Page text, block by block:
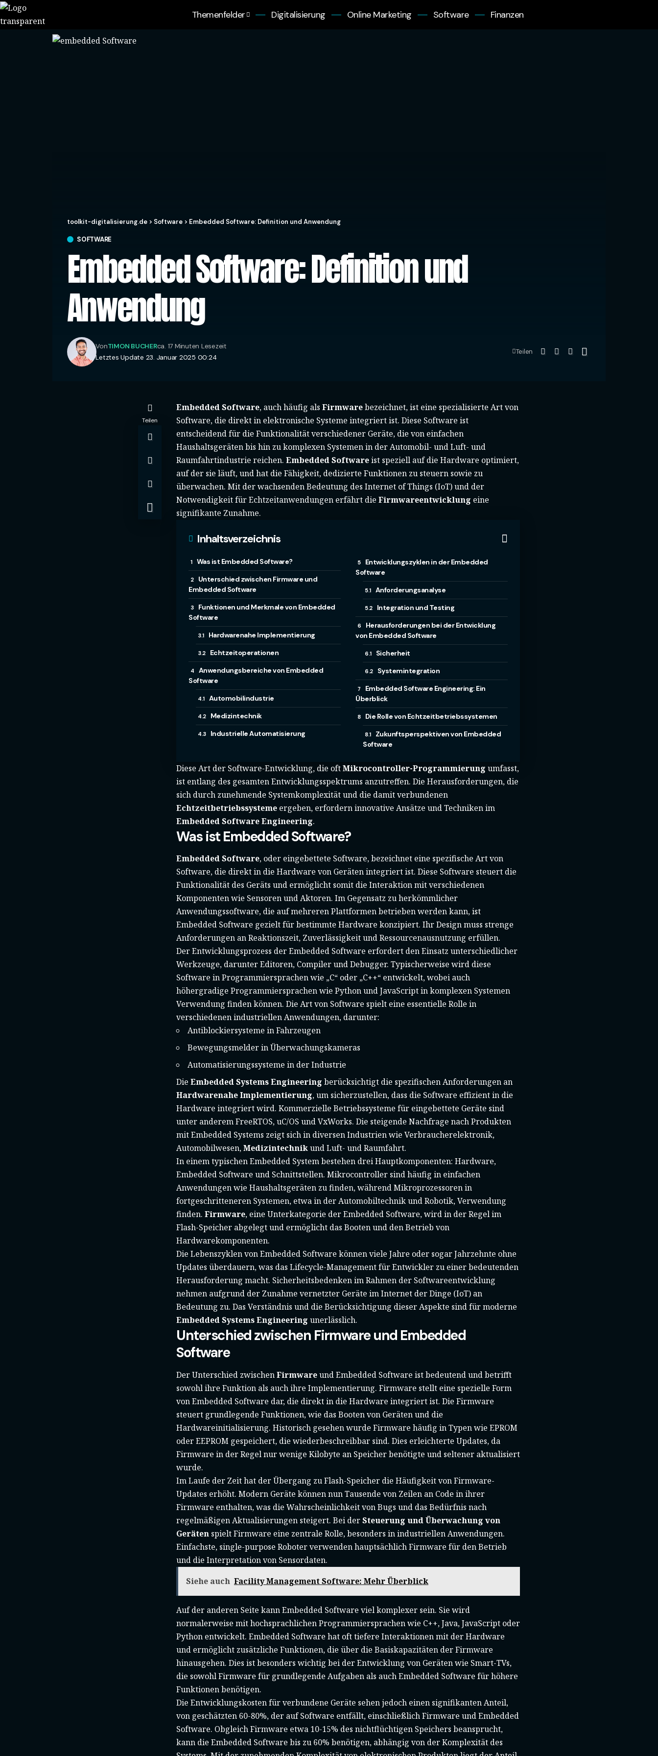
Themenfelder Digitalisierung Online Marketing Software Finanzen
toolkit-digitalisierung.de > Software > Embedded Software: Definition und Anwendung
SOFTWARE
Embedded Software: Definition und
Anwendung
Letztes Update 23. Januar 2025 00:24
VonTIMON BUCHERca. 17 Minuten Lesezeit
Teilen
Teilen
Embedded Software, auch häufig als Firmwarebezeichnet, ist eine spezialisierte Art von
Software, die direkt in elektronische Systeme integriert ist. Diese Software ist
entscheidend für die Funktionalität verschiedener Geräte, die von einfachen
Haushaltsgeräten bis hin zu komplexen Systemen in der Automobil- und Luft- und
Raumfahrtindustrie reichen. Embedded Softwareist speziell auf die Hardware optimiert,
auf der sie läuft, und hat die Fähigkeit, dedizierte Funktionen zu steuern sowie zu
überwachen. Mit der wachsenden Bedeutung des Internet of Things (IoT) und der
Notwendigkeit für Echtzeitanwendungen erfährt die Firmwareentwicklung eine
signifikante Zunahme.
Inhaltsverzeichnis
Was ist Embedded Software?
Unterschied zwischen Firmware und
Embedded Software
Funktionen und Merkmale von Embedded
Software
Hardwarenahe Implementierung
Echtzeitoperationen
Anwendungsbereiche von Embedded
Software
Automobilindustrie
Medizintechnik
Industrielle Automatisierung
Entwicklungszyklen in der Embedded
Software
Anforderungsanalyse
Integration und Testing
Herausforderungen bei der Entwicklung
von Embedded Software
Sicherheit
Systemintegration
Embedded Software Engineering: Ein
Überblick
Die Rolle von Echtzeitbetriebssystemen
Zukunftsperspektiven von Embedded
Software
Diese Art der Software-Entwicklung, die oftMikrocontroller-Programmierung umfasst,
ist entlang des gesamten Entwicklungsspektrums anzutreffen. Die Herausforderungen, die
sich durch zunehmende Systemkomplexität und die damit verbundenen
Echtzeitbetriebssysteme ergeben, erfordern innovative Ansätze und Techniken im
Embedded Software Engineering.
Was ist Embedded Software?
Embedded Software, oder eingebettete Software, bezeichnet eine spezifische Art von
Software, die direkt in die Hardware von Geräten integriert ist. Diese Software steuert die
Funktionalität des Geräts und ermöglicht somit die Interaktion mit verschiedenen
Komponenten wie Sensoren und Aktoren. Im Gegensatz zu herkömmlicher
Anwendungssoftware, die auf mehreren Plattformen betrieben werden kann, ist
Embedded Software gezielt für bestimmte Hardware konzipiert. Ihr Design muss strenge
Anforderungen an Reaktionszeit, Zuverlässigkeit und Ressourcenausnutzung erfüllen.
Der Entwicklungsprozess der Embedded Software erfordert den Einsatz unterschiedlicher
Werkzeuge, darunter Editoren, Compiler und Debugger. Typischerweise wird diese
Software in Programmiersprachen wie „C“ oder „C++“ entwickelt, wobei auch
höhergradige Programmiersprachen wie Python und JavaScript in komplexen Systemen
Verwendung finden können. Die Art von Software spielt eine essentielle Rolle in
verschiedenen industriellen Anwendungen, darunter:
Antiblockiersysteme in Fahrzeugen
Bewegungsmelder in Überwachungskameras
Automatisierungssysteme in der Industrie
Die Embedded Systems Engineering berücksichtigt die spezifischen Anforderungen an
Hardwarenahe Implementierung, um sicherzustellen, dass die Software effizient in die
Hardware integriert wird. Kommerzielle Betriebssysteme für eingebettete Geräte sind
unter anderem FreeRTOS, uC/OS und VxWorks. Die steigende Nachfrage nach Produkten
mit Embedded Systems zeigt sich in diversen Industrien wie Verbraucherelektronik,
Automobilwesen,Medizintechnikund Luft- und Raumfahrt.
In einem typischen Embedded System bestehen drei Hauptkomponenten: Hardware,
Embedded Software und Schnittstellen. Mikrocontroller sind häufig in einfachen
Anwendungen wie Haushaltsgeräten zu finden, während Mikroprozessoren in
fortgeschritteneren Systemen, etwa in der Automobiltechnik und Robotik, Verwendung
finden. Firmware, eine Unterkategorie der Embedded Software, wird in der Regel im
Flash-Speicher abgelegt und ermöglicht das Booten und den Betrieb von
Hardwarekomponenten.
Die Lebenszyklen von Embedded Software können viele Jahre oder sogar Jahrzehnte ohne
Updates überdauern, was das Lifecycle-Management für Entwickler zu einer bedeutenden
Herausforderung macht. Sicherheitsbedenken im Rahmen der Softwareentwicklung
nehmen aufgrund der Zunahme vernetzter Geräte im Internet der Dinge (IoT) an
Bedeutung zu. Das Verständnis und die Berücksichtigung dieser Aspekte sind für moderne
Embedded Systems Engineering unerlässlich.
Unterschied zwischen Firmware und Embedded
Software
Der Unterschied zwischenFirmwareund Embedded Software ist bedeutend und betrifft
sowohl ihre Funktion als auch ihre Implementierung. Firmware stellt eine spezielle Form
von Embedded Software dar, die direkt in die Hardware integriert ist. Die Firmware
steuert grundlegende Funktionen, wie das Booten von Geräten und die
Hardwareinitialisierung. Historisch gesehen wurde Firmware häufig in Typen wie EPROM
oder EEPROM gespeichert, die wiederbeschreibbar sind. Dies erleichterte Updates, da
Firmware in der Regel nur wenige Kilobyte an Speicher benötigte und seltener aktualisiert
wurde.
Im Laufe der Zeit hat der Übergang zu Flash-Speicher die Häufigkeit von Firmware-
Updates erhöht. Modern Geräte können nun Tausende von Zeilen an Code in ihrer
Firmware enthalten, was die Wahrscheinlichkeit von Bugs und das Bedürfnis nach
regelmäßigen Aktualisierungen steigert. Bei derSteuerung und Überwachung von
Geräten spielt Firmware eine zentrale Rolle, besonders in industriellen Anwendungen.
Einfachste, single-purpose Roboter verwenden hauptsächlich Firmware für den Betrieb
und die Interpretation von Sensordaten.
Siehe auch Facility Management Software: Mehr Überblick
Auf der anderen Seite kann Embedded Software viel komplexer sein. Sie wird
normalerweise mit hochsprachlichen Programmiersprachen wie C++, Java, JavaScript oder
Python entwickelt. Embedded Software hat oft tiefere Interaktionen mit der Hardware
und ermöglicht zusätzliche Funktionen, die über die Basiskapazitäten der Firmware
hinausgehen. Dies ist besonders wichtig bei der Entwicklung von Geräten wie Smart-TVs,
die sowohl Firmware für grundlegende Aufgaben als auch Embedded Software für höhere
Funktionen benötigen.
Die Entwicklungskosten für verbundene Geräte sehen jedoch einen signifikanten Anteil,
von geschätzten 60-80%, der auf Software entfällt, einschließlich Firmware und Embedded
Software. Obgleich Firmware etwa 10-15% des nichtflüchtigen Speichers beansprucht,
kann die Embedded Software bis zu 60% benötigen, abhängig von der Komplexität des